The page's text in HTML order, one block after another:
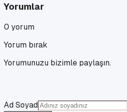
Yorumlar
0 yorum
Yorum bırak
Yorumunuzu bizimle paylaşın.
Ad Soyad